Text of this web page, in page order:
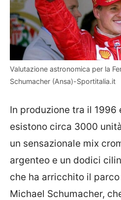
Valutazione astronomica per la
Schumacher (Ansa)-Sportitalia.it
In produzione tra il 1996
esistono circa 3000
un sensazionale mix
argenteo e un dodici
che ha arricchito il
Michael Schumacher,